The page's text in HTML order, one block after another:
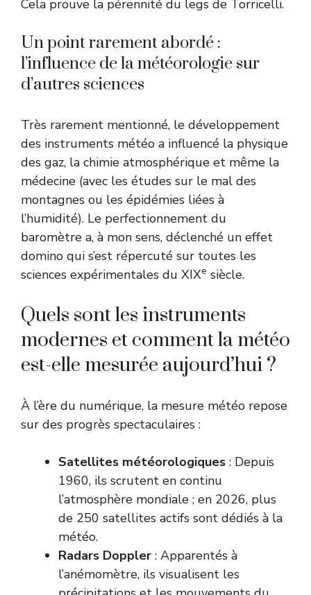
Cela prouve la pérennité du legs de Torricelli.
Un point rarement abordé :
l’influence de la météorologie sur
d’autres sciences
Très rarement mentionné, le développement
des instruments météo a influencé la physique
des gaz, la chimie atmosphérique et même la
médecine (avec les études sur le mal des
montagnes ou les épidémies liées à
l’humidité). Le perfectionnement du
baromètre a, à mon sens, déclenché un effet
domino qui s’est répercuté sur toutes les
sciences expérimentales du XIXe siècle.
Quels sont les instruments
modernes et comment la météo
est-elle mesurée aujourd’hui ?
À l’ère du numérique, la mesure météo repose
sur des progrès spectaculaires :
Satellites météorologiques : Depuis
1960, ils scrutent en continu
l’atmosphère mondiale ; en 2026, plus
de 250 satellites actifs sont dédiés à la
météo.
Radars Doppler : Apparentés à
l’anémomètre, ils visualisent les